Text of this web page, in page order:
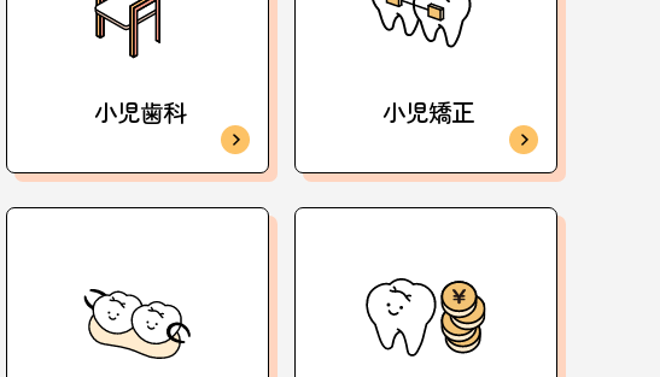
小児歯科 小児矯正